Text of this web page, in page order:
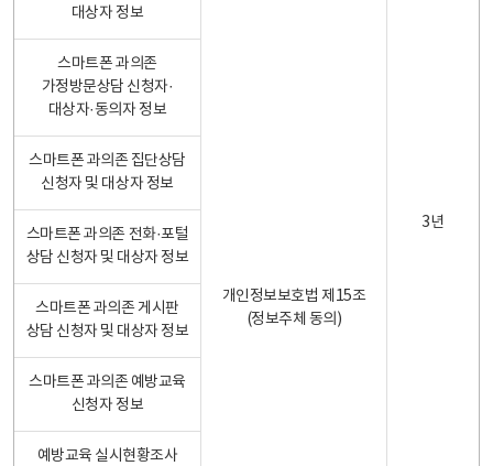
개인정보보호법 제15조
(정보주체 동의)
대상자 정보
3년
스마트폰 과의존
가정방문상담 신청자·
대상자·동의자 정보
스마트폰 과의존 집단상담
신청자 및 대상자 정보
스마트폰 과의존 전화·포털
상담 신청자 및 대상자 정보
스마트폰 과의존 게시판
상담 신청자 및 대상자 정보
스마트폰 과의존 예방교육
신청자 정보
예방교육 실시현황조사